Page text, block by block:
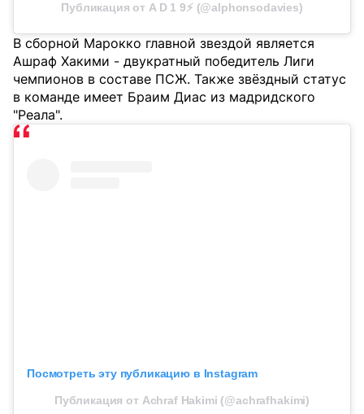
Публикация от A D 1 9⚡️ (@alphonsodavies)
В сборной Марокко главной звездой является
Ашраф Хакими - двукратный победитель Лиги
чемпионов в составе ПСЖ. Также звёздный статус
в команде имеет Браим Диас из мадридского
"Реала".
Посмотреть эту публикацию в Instagram
Публикация от Achraf Hakimi (@achrafhakimi)